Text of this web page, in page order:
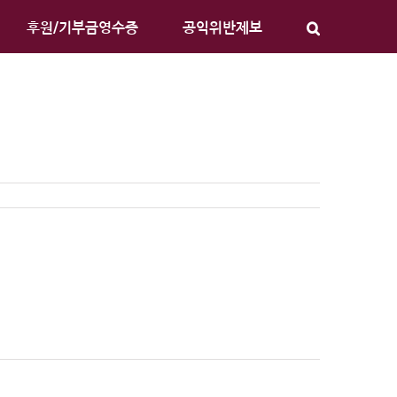
후원/기부금영수증 공익위반제보